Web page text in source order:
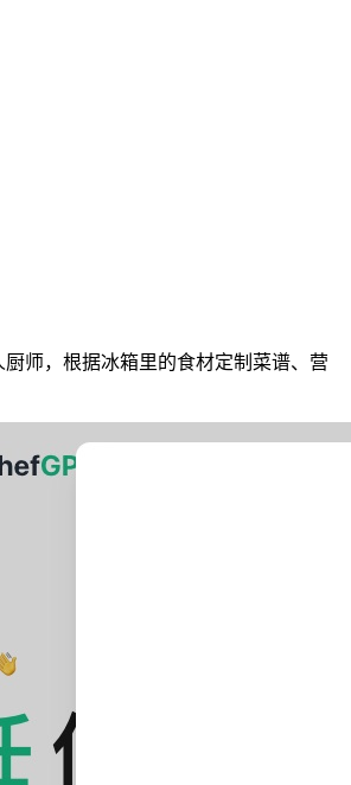
师，根据冰箱里的食材定制菜谱、营